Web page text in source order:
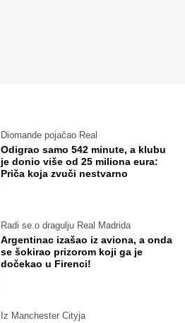
Diomande pojačao Real
Odigrao samo 542 minute, a klubu
je donio više od 25 miliona eura:
Priča koja zvuči nestvarno
Radi se.o dragulju Real Madrida
Argentinac izašao iz aviona, a onda
se šokirao prizorom koji ga je
dočekao u Firenci!
Iz Manchester Cityja